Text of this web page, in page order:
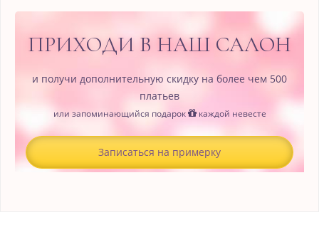
ПРИХОДИ В НАШ САЛОН
и получи дополнительную скидку на более чем 500
платьев
или запоминающийся подарок каждой невесте
Записаться на примерку